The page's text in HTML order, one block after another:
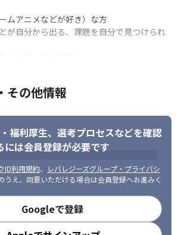
魅力
身を置きながら、最先端の技術を習得でき
組織が成長していく過程を経験できます
画などの業界に関わり、クリエイターの成
ムアニメなどが好き）な方
が自分から出る、課題を自分で見つけられ
術、価値観に対してポジティブな方
その他情報
福利厚生、 選考プロセスなどを確認
には会員登録が必要です
ID利用規約、
レバレジーズグループ・プライバシ
うえ、同意いただける場合は会員登録へお進みく
Googleで登録